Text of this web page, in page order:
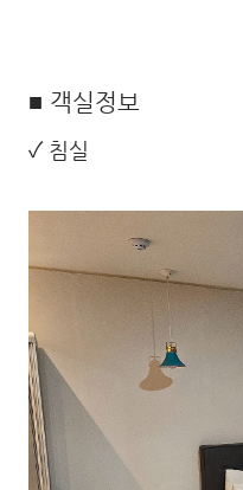
■ 객실정보
✓ 침실